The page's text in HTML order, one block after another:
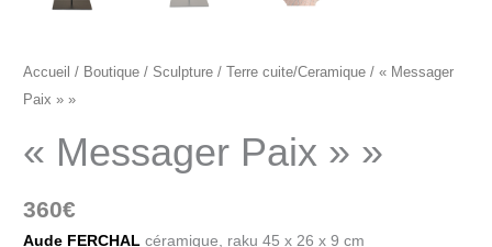
Accueil / Boutique / Sculpture / Terre cuite/Ceramique / « Messager
Paix » »
« Messager Paix » »
360€
Aude FERCHAL céramique, raku 45 x 26 x 9 cm